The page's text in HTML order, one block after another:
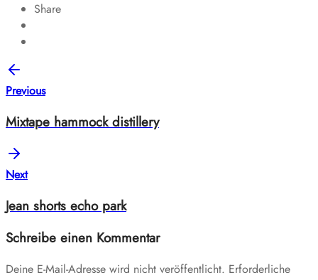
Share
Previous
Mixtape hammock distillery
Next
Jean shorts echo park
Schreibe einen Kommentar
Deine E-Mail-Adresse wird nicht veröffentlicht. Erforderliche